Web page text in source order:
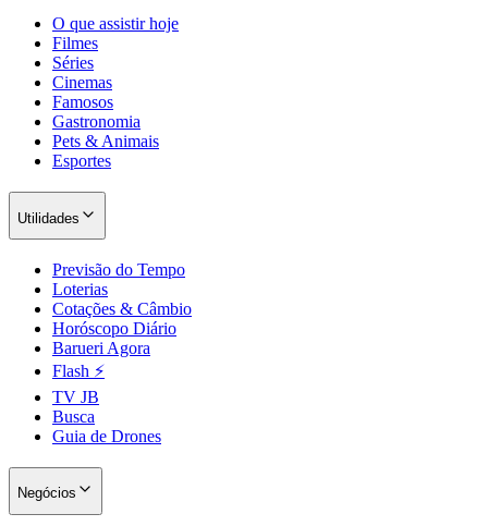
O que assistir hoje
Filmes
Séries
Cinemas
Famosos
Gastronomia
Pets & Animais
Esportes
Utilidades
Previsão do Tempo
Loterias
Cotações & Câmbio
Horóscopo Diário
Barueri Agora
Flash ⚡
TV JB
Busca
Guia de Drones
Negócios